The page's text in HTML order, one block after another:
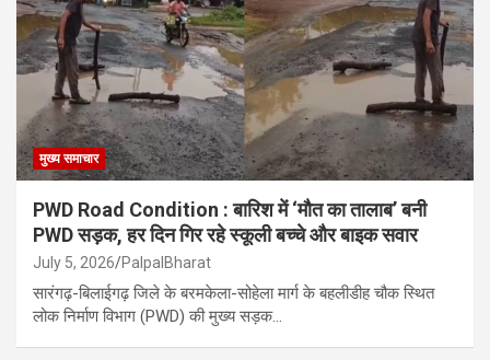
मुख्य समाचार
PWD Road Condition : बारिश में ‘मौत का तालाब’ बनी
PWD सड़क, हर दिन गिर रहे स्कूली बच्चे और बाइक सवार
July 5, 2026 PalpalBharat
सारंगढ़-बिलाईगढ़ जिले के बरमकेला-सोहेला मार्ग के बहलीडीह चौक स्थित
लोक निर्माण विभाग (PWD) की मुख्य सड़क…